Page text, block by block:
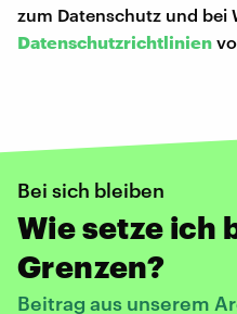
zum Datenschutz und bei
Datenschutzrichtlinien
Bei sich bleiben
Wie setze ich
Grenzen?
Beitrag aus unserem